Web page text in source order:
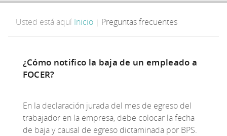
Usted está aquí Inicio | Preguntas frecuentes
¿Cómo notifico la baja de un empleado a
FOCER?
En la declaración jurada del mes de egreso del
trabajador en la empresa, debe colocar la fecha
de baja y causal de egreso dictaminada por BPS.